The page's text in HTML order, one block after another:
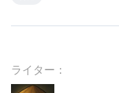
ライター：